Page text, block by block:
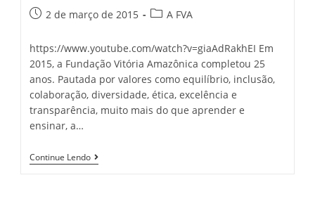
2 de março de 2015 A FVA
https://www.youtube.com/watch?v=giaAdRakhEI Em
2015, a Fundação Vitória Amazônica completou 25
anos. Pautada por valores como equilíbrio, inclusão,
colaboração, diversidade, ética, excelência e
transparência, muito mais do que aprender e
ensinar, a…
Continue Lendo